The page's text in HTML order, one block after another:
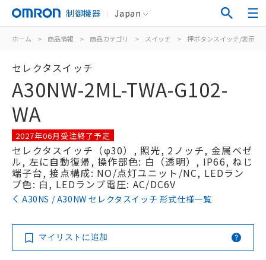
制御機器 Japan
ホーム > 商品情報 > 商品カテゴリ > スイッチ > 押ボタンスイッチ/表示灯
セレクタスイッチ
A30NW-2ML-TWA-G102-
WA
2027年06月受注終了予定
セレクタスイッチ（φ30）, 照光, 2ノッチ, 金属ベゼ
ル, 左に自動復帰, 操作部色: 白（透明）, IP66, ねじ
端子台, 接点構成: NO/点灯ユニット/NC, LEDラン
プ色: 白, LEDランプ電圧: AC/DC6V
A30NS / A30NW セレクタスイッチ 形式仕様一覧
マイリストに追加